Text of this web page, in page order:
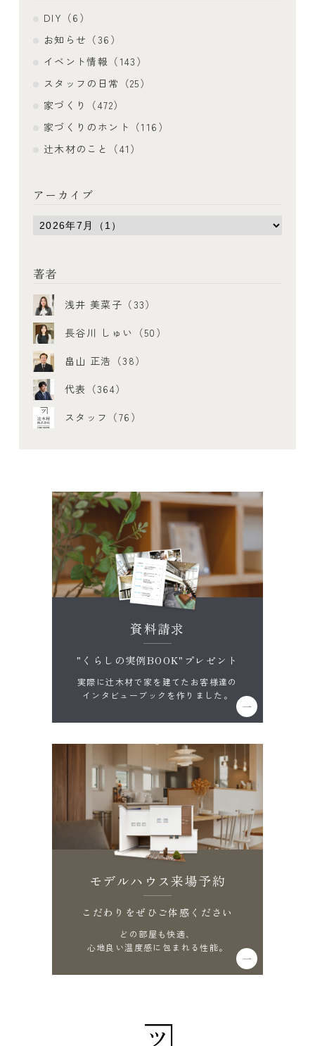
DIY（6）
お知らせ（36）
イベント情報（143）
スタッフの日常（25）
家づくり（472）
家づくりのホント（116）
辻木材のこと（41）
アーカイブ
著者
浅井 美菜子（33）
長谷川 しゅい（50）
畠山 正浩（38）
代表（364）
スタッフ（76）
資料請求
"くらしの実例BOOK"プレゼント
実際に辻木材で家を建てたお客様達の
インタビューブックを作りました。
モデルハウス来場予約
こだわりをぜひご体感ください
どの部屋も快適、
心地良い温度感に包まれる性能。